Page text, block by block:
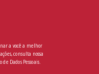
a você a melhor
consulta nossa
Dados Pessoais